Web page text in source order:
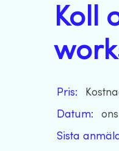
Koll
Pris:
Datum:
Sista